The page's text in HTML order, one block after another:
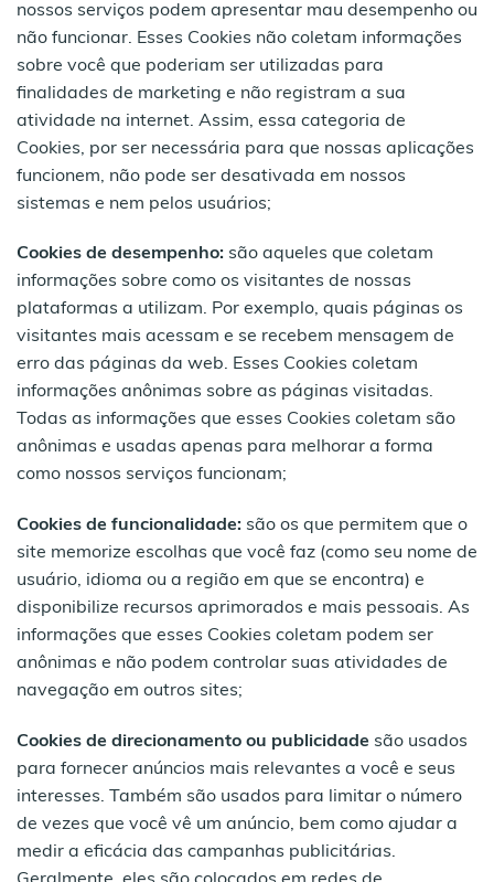
nossos serviços podem apresentar mau desempenho ou
não funcionar. Esses Cookies não coletam informações
sobre você que poderiam ser utilizadas para
finalidades de marketing e não registram a sua
atividade na internet. Assim, essa categoria de
Cookies, por ser necessária para que nossas aplicações
funcionem, não pode ser desativada em nossos
sistemas e nem pelos usuários;
Cookies de desempenho: são aqueles que coletam
informações sobre como os visitantes de nossas
plataformas a utilizam. Por exemplo, quais páginas os
visitantes mais acessam e se recebem mensagem de
erro das páginas da web. Esses Cookies coletam
informações anônimas sobre as páginas visitadas.
Todas as informações que esses Cookies coletam são
anônimas e usadas apenas para melhorar a forma
como nossos serviços funcionam;
Cookies de funcionalidade: são os que permitem que o
site memorize escolhas que você faz (como seu nome de
usuário, idioma ou a região em que se encontra) e
disponibilize recursos aprimorados e mais pessoais. As
informações que esses Cookies coletam podem ser
anônimas e não podem controlar suas atividades de
navegação em outros sites;
Cookies de direcionamento ou publicidade são usados
para fornecer anúncios mais relevantes a você e seus
interesses. Também são usados para limitar o número
de vezes que você vê um anúncio, bem como ajudar a
medir a eficácia das campanhas publicitárias.